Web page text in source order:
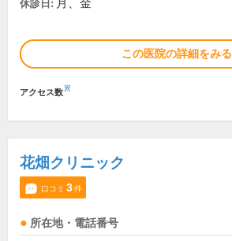
休診日: 月、金
この医院の詳細をみる
アクセス数※
花畑クリニック
口コミ 3件
所在地・電話番号